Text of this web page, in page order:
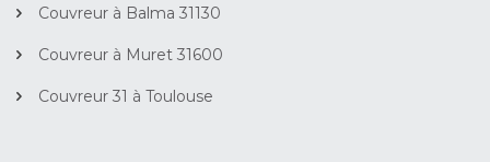
Couvreur à Balma 31130
Couvreur à Muret 31600
Couvreur 31 à Toulouse